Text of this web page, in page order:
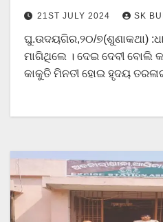
21ST JULY 2024 SK
ଘୁ.ଉଦୟଗିର,୨୦/୭(ଶୁଣାକଥା)
ମାଗିଥିଲେ । ଦେଇ ଦେବୀ ବୋଲି
କାକୁତି ମିନତୀ ହୋଇ ହୃଦୟ